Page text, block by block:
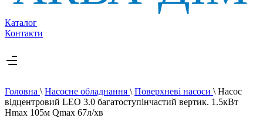
Каталог
Контакти
Головна \ Насосне обладнання \ Поверхневі насоси \ Насос
відцентровий LEO 3.0 багатоступінчастий вертик. 1.5кВт
Hmax 105м Qmax 67л/хв